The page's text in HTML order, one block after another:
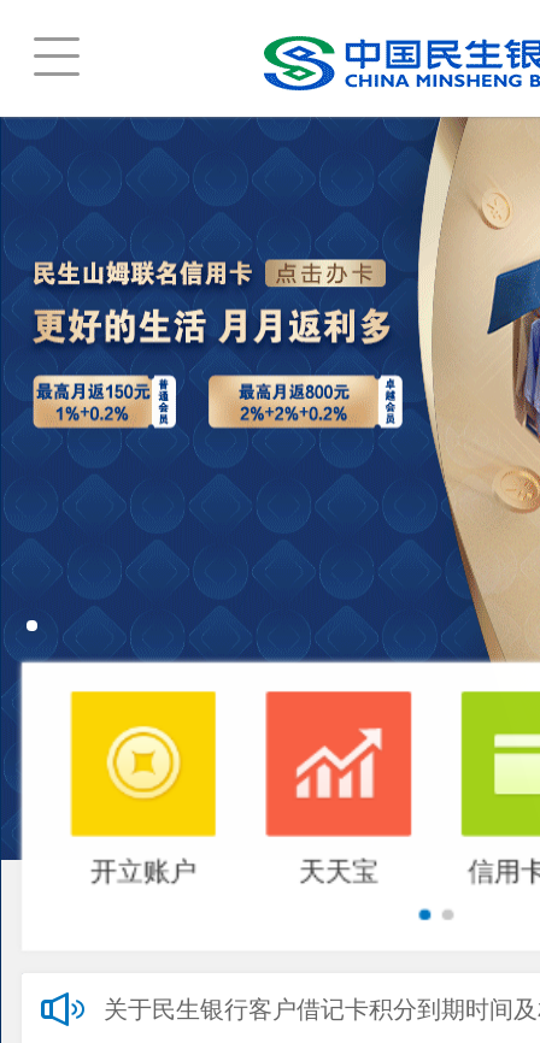
开立账户 天天宝 信用
关于民生银行客户借记卡积分到期时间